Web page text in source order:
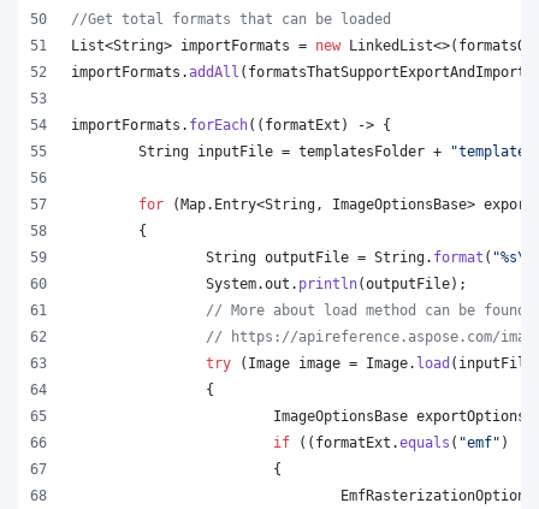
//Get total formats that can be loaded
List<String> importFormats = new LinkedList<>(
importFormats .addAll ( formatsThatSupportExportAndImport
importFormats . forEach(( formatExt ) -> {
String inputFile = templatesFolder +
for (Map. Entry<String , ImageOptionsBase>
	{
String outputFile = String. format ( "%s\\
System.out . println(outputFile);
// More about load method can be found
// https://apireference.aspose.com/
try ( Image image = Image. load ( inputFile
		{
ImageOptionsBase exportOptions
if (( formatExt .equals ( "emf" )
			{
EmfRasterizationOptions